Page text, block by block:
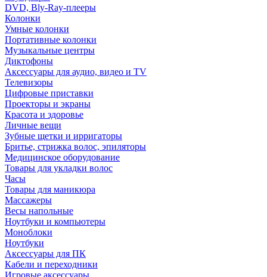
DVD, Bly-Ray-плееры
Колонки
Умные колонки
Портативные колонки
Музыкальные центры
Диктофоны
Аксессуары для аудио, видео и TV
Телевизоры
Цифровые приставки
Проекторы и экраны
Красота и здоровье
Личные вещи
Зубные щетки и ирригаторы
Бритье, стрижка волос, эпиляторы
Медицинское оборудование
Товары для укладки волос
Часы
Товары для маникюра
Массажеры
Весы напольные
Ноутбуки и компьютеры
Моноблоки
Ноутбуки
Аксессуары для ПК
Кабели и переходники
Игровые аксессуары